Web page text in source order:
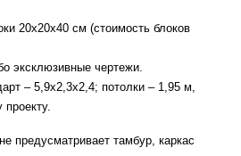
20х20х40 см (стоимость блоков
эксклюзивные чертежи.
– 5,9х2,3х2,4; потолки – 1,95 м,
предусматривает тамбур, каркас